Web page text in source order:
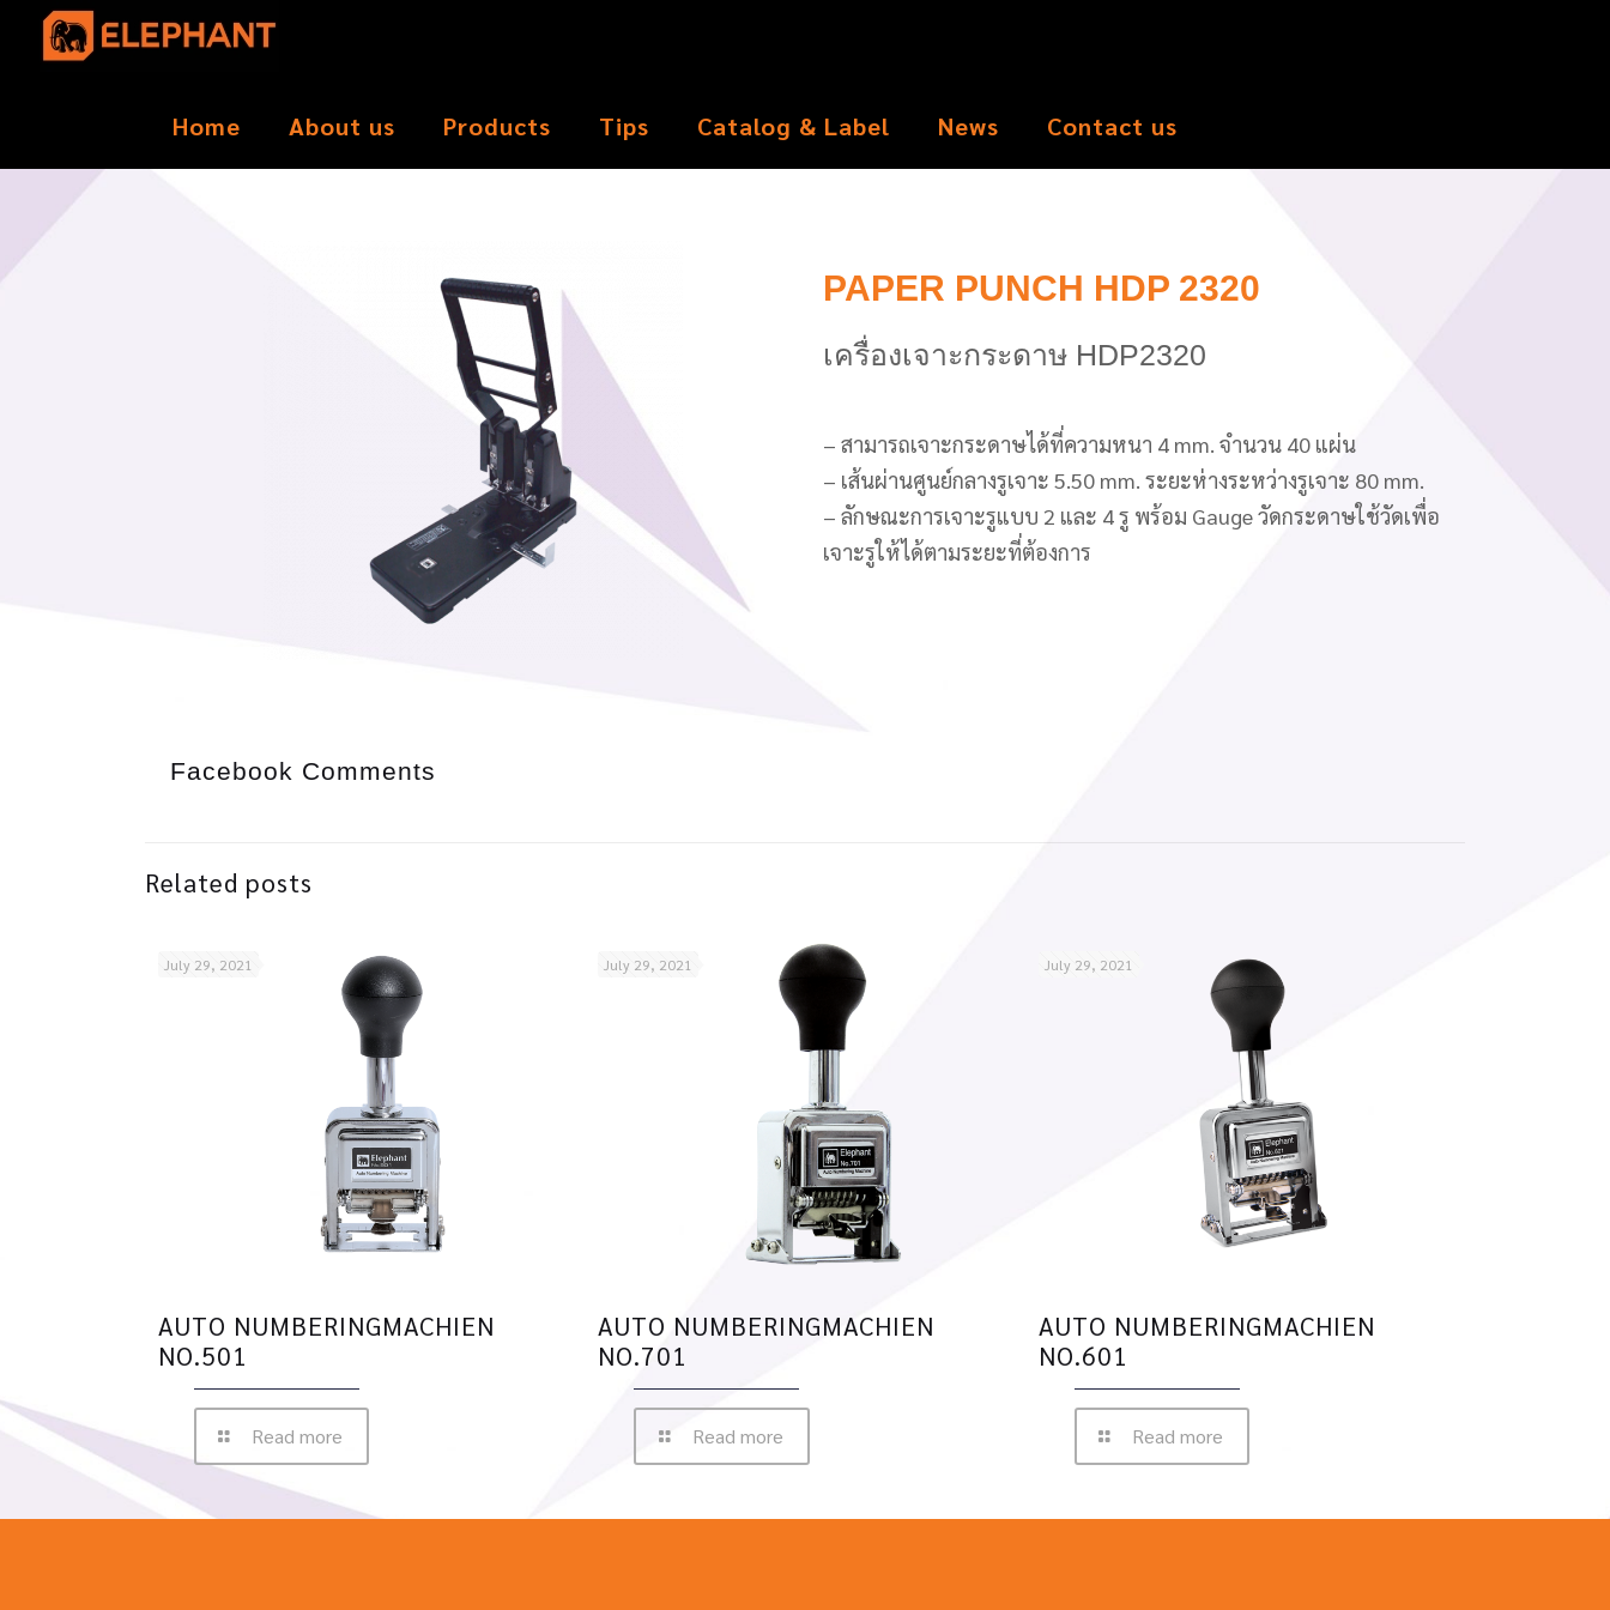
Home About us Products Tips Catalog & Label News Contact us
PAPER PUNCH HDP 2320
เครื่องเจาะกระดาษ HDP2320
– สามารถเจาะกระดาษได้ที่ความหนา 4 mm. จำนวน 40 แผ่น
– เส้นผ่านศูนย์กลางรูเจาะ 5.50 mm. ระยะห่างระหว่างรูเจาะ 80 mm.
– ลักษณะการเจาะรูแบบ 2 และ 4 รู พร้อม Gauge วัดกระดาษใช้วัดเพื่อ
เจาะรูให้ได้ตามระยะที่ต้องการ
Facebook Comments
Related posts
July 29, 2021
AUTO NUMBERINGMACHIEN
NO.501
Read more
July 29, 2021
AUTO NUMBERINGMACHIEN
NO.701
Read more
July 29, 2021
AUTO NUMBERINGMACHIEN
NO.601
Read more